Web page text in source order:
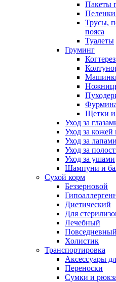
Пакеты
Трусы,
пояса
Туалеты
Груминг
Щетки и
Уход за
Уход за
Уход за лапами
Уход за
Уход за ушами
Шампуни и
Сухой корм
Беззерновой
Диетический
Для
Лечебный
Повседневный
Холистик
Транспортировка
Аксессуары
Переноски
Сумки и